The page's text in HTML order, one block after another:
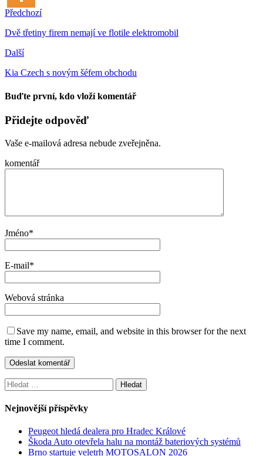
Předchozí
Dvě třetiny firem nemají ve flotile elektromobil
Další
Kia Czech s novým šéfem obchodu
Buďte první, kdo vloží komentář
Přidejte odpověď
Vaše e-mailová adresa nebude zveřejněna.
komentář
Jméno*
E-mail*
Webová stránka
Save my name, email, and website in this browser for the next
time I comment.
Vyhledávání
Nejnovější příspěvky
Peugeot hledá dealera pro Hradec Králové
Škoda Auto otevřela halu na montáž bateriových systémů
Brno startuje veletrh MOTOSALON 2026